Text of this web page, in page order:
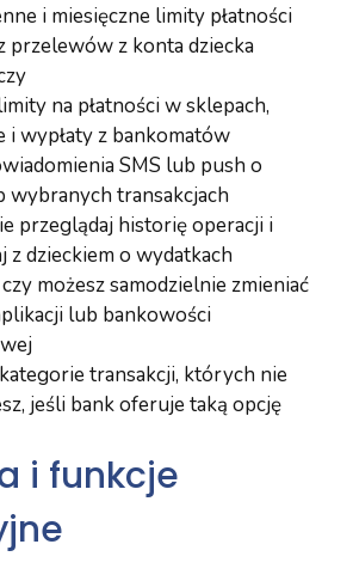
i miesięczne limity płatności
przelewów z konta dziecka
na płatności w sklepach,
i wypłaty z bankomatów
SMS lub push o
wybranych transakcjach
przeglądaj historię operacji i
z dzieckiem o wydatkach
możesz samodzielnie zmieniać
lub bankowości
transakcji, których nie
jeśli bank oferuje taką opcję
i funkcje